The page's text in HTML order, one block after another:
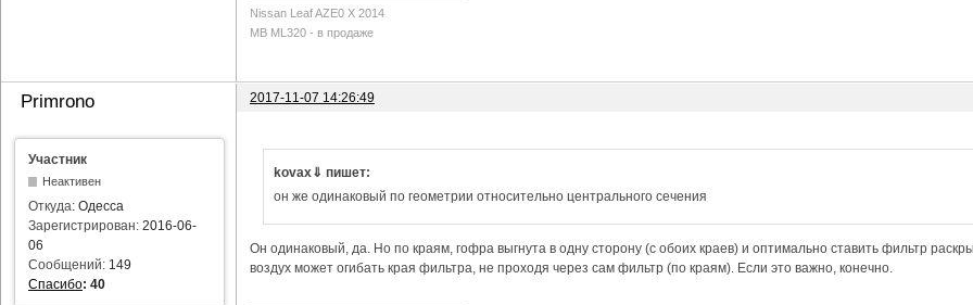
Nissan Leaf AZE0 X 2014
MB ML320 - в продаже
Primrono 2017-11-07 14:26:49
Участник
Неактивен
Откуда: Одесса
Зарегистрирован: 2016-06-
06
Сообщений: 149
Спасибо: 40
kovax⇓ пишет:
он же одинаковый по геометрии относительно центрального сечения
Он одинаковый, да. Но по краям, гофра выгнута в одну сторону (с обоих краев) и оптимально ставить фильтр
воздух может огибать края фильтра, не проходя через сам фильтр (по краям). Если это важно, конечно.